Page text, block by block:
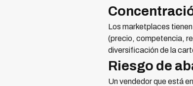
Los marketplaces
(precio, competencia,
diversificación de la
Riesgo de
Un vendedor que está